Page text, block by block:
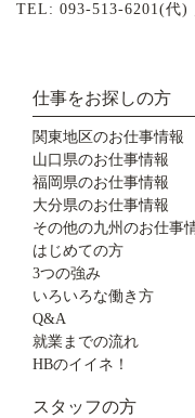
TEL: 093-513-6201(代)
仕事をお探しの方
関東地区のお仕事情報
山口県のお仕事情報
福岡県のお仕事情報
大分県のお仕事情報
その他の九州のお仕事
はじめての方
3つの強み
いろいろな働き方
Q&A
就業までの流れ
HBのイイネ！
スタッフの方